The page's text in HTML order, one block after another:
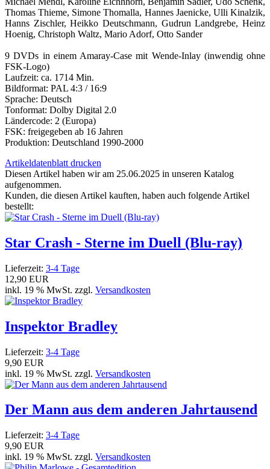
Thomas Thieme, Simone Thomalla, Hannes Jaenicke, Ulli Kinalzik,
Hanns Zischler, Heikko Deutschmann, Gudrun Landgrebe, Heinz
Hoenig, Christoph Waltz, Mario Adorf, Otto Sander
9 DVDs in einem Amaray-Case mit Wende-Inlay (inwendig ohne
FSK-Logo)
Laufzeit: ca. 1714 Min.
Bildformat: PAL 4:3 / 16:9
Sprache: Deutsch
Tonformat: Dolby Digital 2.0
Ländercode: 2 (Europa)
FSK: freigegeben ab 16 Jahren
Produktion: Deutschland 1990-2000
Artikeldatenblatt drucken
Diesen Artikel haben wir am 25.06.2025 in unseren Katalog
aufgenommen.
Kunden, die diesen Artikel kauften, haben auch folgende Artikel
bestellt:
Star Crash - Sterne im Duell (Blu-ray)
Lieferzeit: 3-4 Tage
12,90 EUR
inkl. 19 % MwSt. zzgl. Versandkosten
Inspektor Bradley
Lieferzeit: 3-4 Tage
9,90 EUR
inkl. 19 % MwSt. zzgl. Versandkosten
Der Mann aus dem anderen Jahrtausend
Lieferzeit: 3-4 Tage
9,90 EUR
inkl. 19 % MwSt. zzgl. Versandkosten